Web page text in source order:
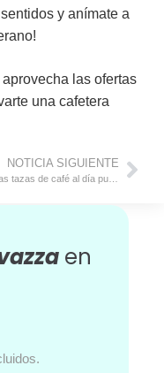
y anímate a
las ofertas
una cafetera
NOTICIA SIGUIENTE
¿Cuántas tazas de café al día puedo tomar?
en